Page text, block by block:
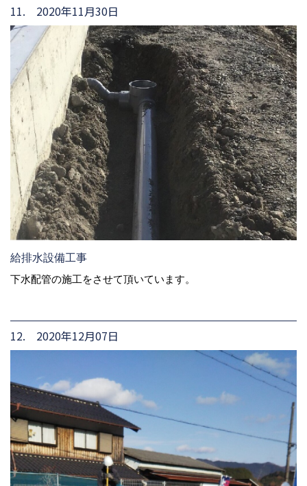
11. 2020年11月30日
給排水設備工事
下水配管の施工をさせて頂いています。
12. 2020年12月07日